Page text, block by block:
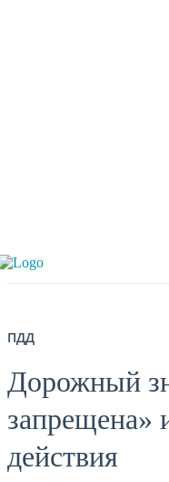
ПДД
Дорожный
запрещена»
действия